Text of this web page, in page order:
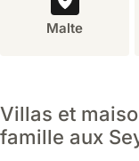
Malte
Villas et
famille aux